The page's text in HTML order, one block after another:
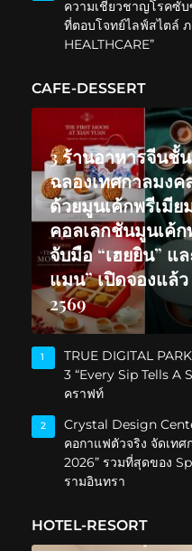
ความเชี่ยวชาญโรคซั
ที่ตอบโจทย์ไลฟ์สไตล์ ภ
HEALTHCARE”
CAFE-DESSERT
3 ร้านอาหารจีนชั้
ฉลองเทศกาลมงค
ด้วยมูนเค้กพรีเมีย
คอลเลกชันมูนเค้ก
จับมือ “เฮยยิน” แ
แมน” เปิดจองแล้
2569
1
TRUE DIGITAL
3 “Every Sip Tells A
คราฟท์
2
Crystal Design
คอกาแฟตัวจริง จัดเท
2026” รวมที่สุดของ
รามอินทรา
HOTEL-RESORT